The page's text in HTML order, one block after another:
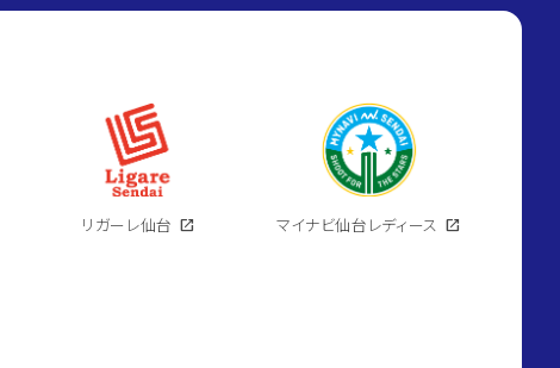
リガーレ仙台 open_in_new マイナビ仙台レディース open_in_new